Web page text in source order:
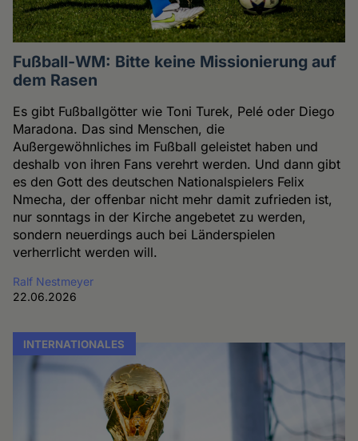
Fußball-WM: Bitte keine Missionierung auf
dem Rasen
Es gibt Fußballgötter wie Toni Turek, Pelé oder Diego
Maradona. Das sind Menschen, die
Außergewöhnliches im Fußball geleistet haben und
deshalb von ihren Fans verehrt werden. Und dann gibt
es den Gott des deutschen Nationalspielers Felix
Nmecha, der offenbar nicht mehr damit zufrieden ist,
nur sonntags in der Kirche angebetet zu werden,
sondern neuerdings auch bei Länderspielen
verherrlicht werden will.
Ralf Nestmeyer
22.06.2026
INTERNATIONALES